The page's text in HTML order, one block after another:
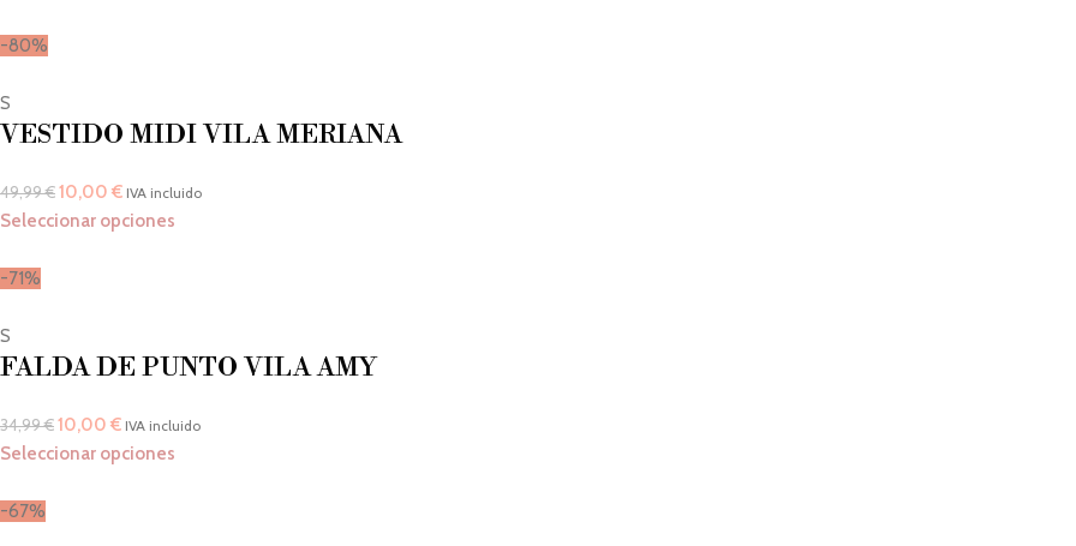
-80%
S
VESTIDO MIDI VILA MERIANA
49,99€10,00 € IVA incluido
Seleccionar opciones
-71%
S
FALDA DE PUNTO VILA AMY
34,99€10,00 € IVA incluido
Seleccionar opciones
-67%